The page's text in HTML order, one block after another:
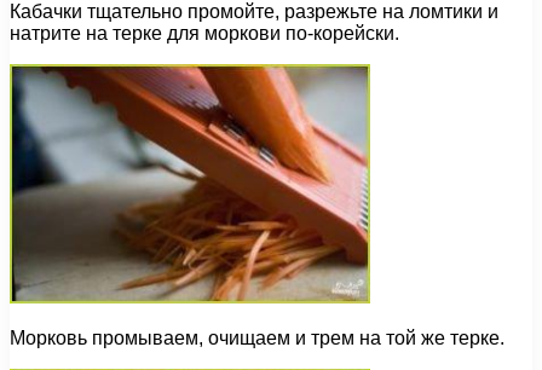
Кабачки тщательно промойте, разрежьте на ломтики и
натрите на терке для моркови по-корейски.
Морковь промываем, очищаем и трем на той же терке.